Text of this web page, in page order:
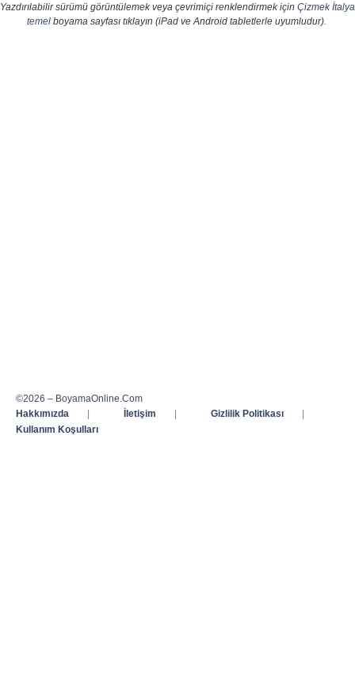
Yazdırılabilir sürümü görüntülemek veya çevrimiçi renklendirmek için Çizmek İtalya
temelboyama sayfası tıklayın (iPad ve Android tabletlerle uyumludur).
©2026 – BoyamaOnline.Com
Hakkımızda
| İletişim | Gizlilik Politikası
|
Kullanım Koşulları